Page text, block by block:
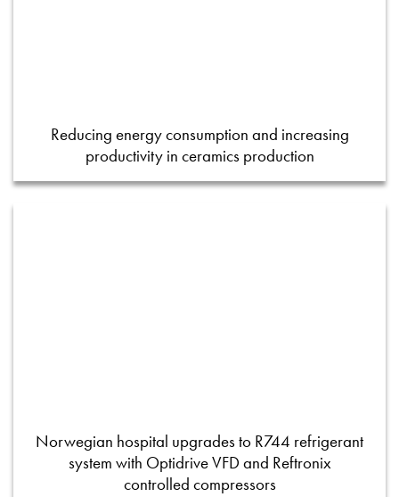
Reducing energy consumption and increasing
productivity in ceramics production
Norwegian hospital upgrades to R744 refrigerant
system with Optidrive VFD and Reftronix
controlled compressors